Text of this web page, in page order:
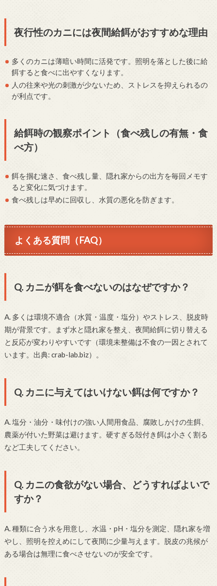
夜行性のカニには夜間給餌がおすすめな理由
多くのカニは薄暗い時間に活発です。照明を落とした後に給
餌すると食べに出やすくなります。
人の往来や光の刺激が少ないため、ストレスを抑えられるの
が利点です。
給餌時の観察ポイント（食べ残しの有無・食
べ方）
餌を掴む速さ、食べ残し量、隠れ家からの出方を毎回メモす
ると変化に気づけます。
食べ残しは早めに回収し、水質の悪化を防ぎます。
よくある質問（FAQ）
Q. カニが餌を食べないのはなぜですか？
A. 多くは環境不適合（水質・温度・塩分）やストレス、脱皮時
期が背景です。まず水と隠れ家を整え、夜間給餌に切り替える
と反応が変わりやすいです（環境未整備は不食の一因とされて
います。出典: crab-lab.biz）。
Q. カニに与えてはいけない餌は何ですか？
A. 塩分・油分・味付けの強い人間用食品、腐敗しかけの生餌、
農薬が付いた野菜は避けます。硬すぎる殻付き餌は小さく割る
など工夫してください。
Q. カニの食欲がない場合、どうすればよいで
すか？
A. 種類に合う水を用意し、水温・pH・塩分を測定、隠れ家を増
やし、照明を控えめにして夜間に少量与えます。脱皮の兆候が
ある場合は無理に食べさせないのが安全です。